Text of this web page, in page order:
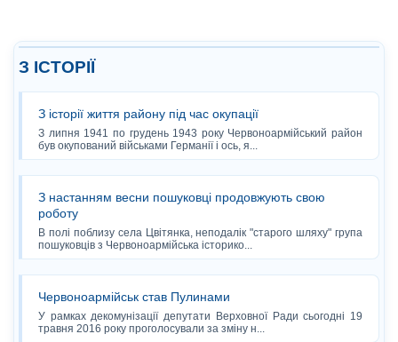
З ІСТОРІЇ
З історії життя району під час окупації
З липня 1941 по грудень 1943 року Червоноармійський район
був окупований військами Германії і ось, я...
З настанням весни пошуковці продовжують свою
роботу
В полі поблизу села Цвітянка, неподалік "старого шляху" група
пошуковців з Червоноармійська історико...
Червоноармійськ став Пулинами
У рамках декомунізації депутати Верховної Ради сьогодні 19
травня 2016 року проголосували за зміну н...